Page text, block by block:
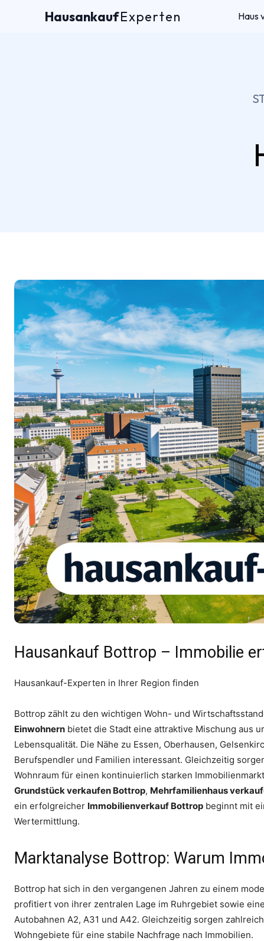
HausankaufExperten Haus
Hausankauf Bottrop – Immobilie
Hausankauf-Experten in Ihrer Region finden
Bottrop zählt zu den wichtigen Wohn- und
Einwohnern bietet die Stadt eine attraktive Mischung aus
Lebensqualität. Die Nähe zu Essen, Oberhausen,
Berufspendler und Familien interessant. Gleichzeitig
Wohnraum für einen kontinuierlich starken
Grundstück verkaufen Bottrop, Mehrfamilienhaus
ein erfolgreicher Immobilienverkauf Bottrop beginnt mit
Wertermittlung.
Marktanalyse Bottrop: Warum
Bottrop hat sich in den vergangenen Jahren zu einem
profitiert von ihrer zentralen Lage im Ruhrgebiet sowie
Autobahnen A2, A31 und A42. Gleichzeitig sorgen
Wohngebiete für eine stabile Nachfrage nach Immobilien.